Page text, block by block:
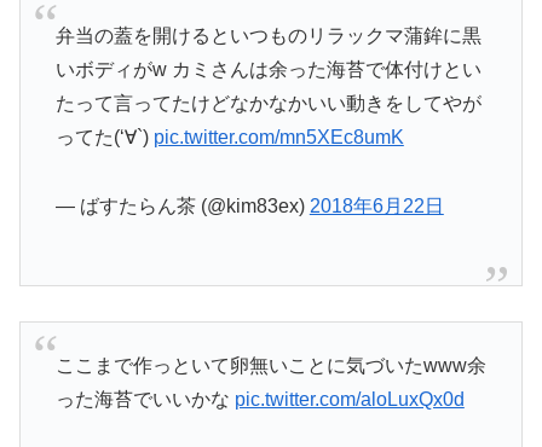
弁当の蓋を開けるといつものリラックマ蒲鉾に黒
いボディがw カミさんは余った海苔で体付けとい
たって言ってたけどなかなかいい動きをしてやが
ってた(‘∀`) pic.twitter.com/mn5XEc8umK
— ばすたらん茶 (@kim83ex) 2018年6月22日
ここまで作っといて卵無いことに気づいたwww余
った海苔でいいかな pic.twitter.com/aloLuxQx0d